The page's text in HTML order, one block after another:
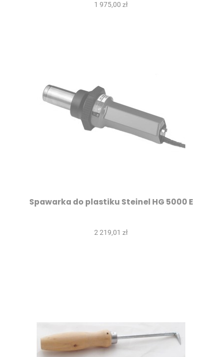
1 975,00 zł
Spawarka do plastiku Steinel HG 5000 E
2 219,01 zł